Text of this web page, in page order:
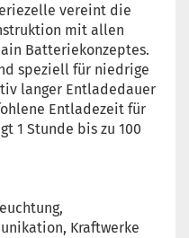
vereint die
mit allen
Batteriekonzeptes.
speziell für niedrige
langer Entladedauer
Entladezeit für
1 Stunde bis zu 100
Kraftwerke